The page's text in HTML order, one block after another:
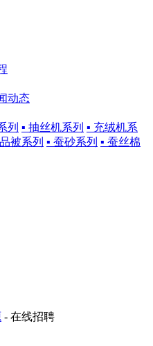
动态
列 ▪ 抽丝机系列 ▪ 充绒机系
被系列 ▪ 蚕砂系列 ▪ 蚕丝棉
- 在线招聘